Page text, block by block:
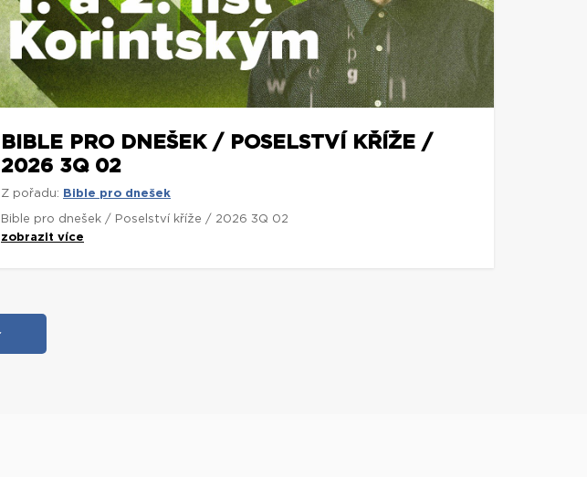
BIBLE PRO DNEŠEK / POSELSTVÍ KŘÍŽE /
2026 3Q 02
Z pořadu: Bible pro dnešek
Bible pro dnešek / Poselství kříže / 2026 3Q 02
zobrazit více